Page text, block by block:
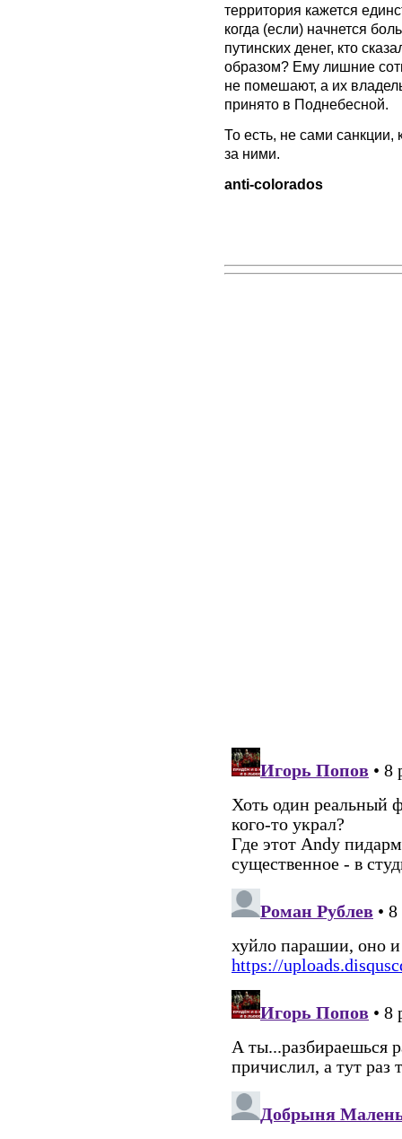
территория кажется
когда (если) начнется
путинских денег, кто
образом? Ему лишние
не помешают, а их
принято в Поднебесной.
То есть, не сами санкции,
за ними.
anti-colorados